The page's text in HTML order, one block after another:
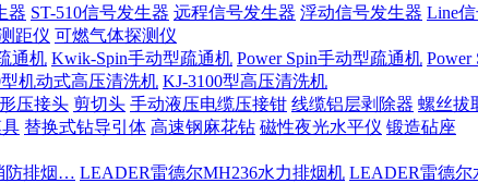
器 ST-510信号发生器 远程信号发生器 浮动信号发生器 Line
距仪 可燃气体探测仪
通机 Kwik-Spin手动型疏通机 Power Spin手动型疏通机 Power
型机动式高压清洗机 KJ-3100型高压清洗机
压接头 剪切头 手动液压电缆压接钳 线缆铝层剥除器 螺丝拔
替换式钻导引体 高速钢麻花钻 磁性夜光水平仪 锻造砧座
防排烟… LEADER雷德尔MH236水力排烟机 LEADER雷德尔